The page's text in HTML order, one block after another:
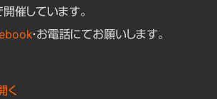
催しています。
・お電話にてお願いします。
く